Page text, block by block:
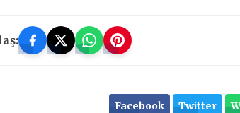
Facebook Twitter